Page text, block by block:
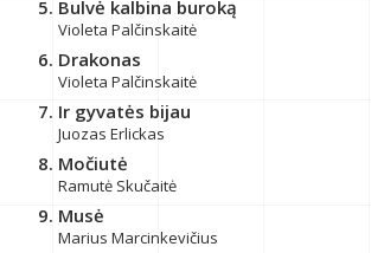
Bulvė kalbina buroką
Violeta Palčinskaitė
Drakonas
Violeta Palčinskaitė
Ir gyvatės bijau
Juozas Erlickas
Močiutė
Ramutė Skučaitė
Musė
Marius Marcinkevičius